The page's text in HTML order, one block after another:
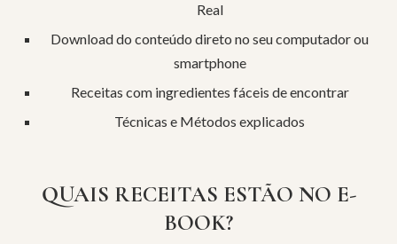
Real
Download do conteúdo direto no seu computador ou
smartphone
Receitas com ingredientes fáceis de encontrar
Técnicas e Métodos explicados
QUAIS RECEITAS ESTÃO NO E-
BOOK?